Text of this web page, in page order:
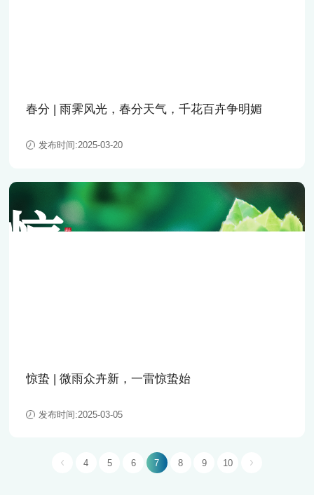
春分 | 雨霁风光，春分天气，千花百卉争明媚
发布时间:2025-03-20
惊蛰 | 微雨众卉新，一雷惊蛰始
发布时间:2025-03-05
4 5 6 7 8 9 10